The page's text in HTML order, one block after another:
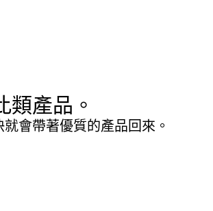
類產品。
會帶著優質的產品回來。